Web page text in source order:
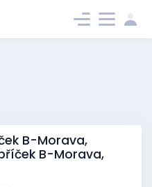
B-Morava,
B-Morava,